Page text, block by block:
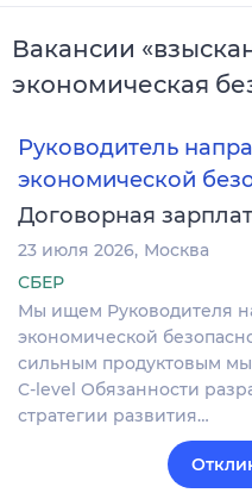
Вакансии «
экономическая
Руководитель
экономической
Договорная
23 июля 2026 Москва
СБЕР
Мы ищем Руководителя
экономической
сильным продуктовым
C-level Обязанности
стратегии развития…